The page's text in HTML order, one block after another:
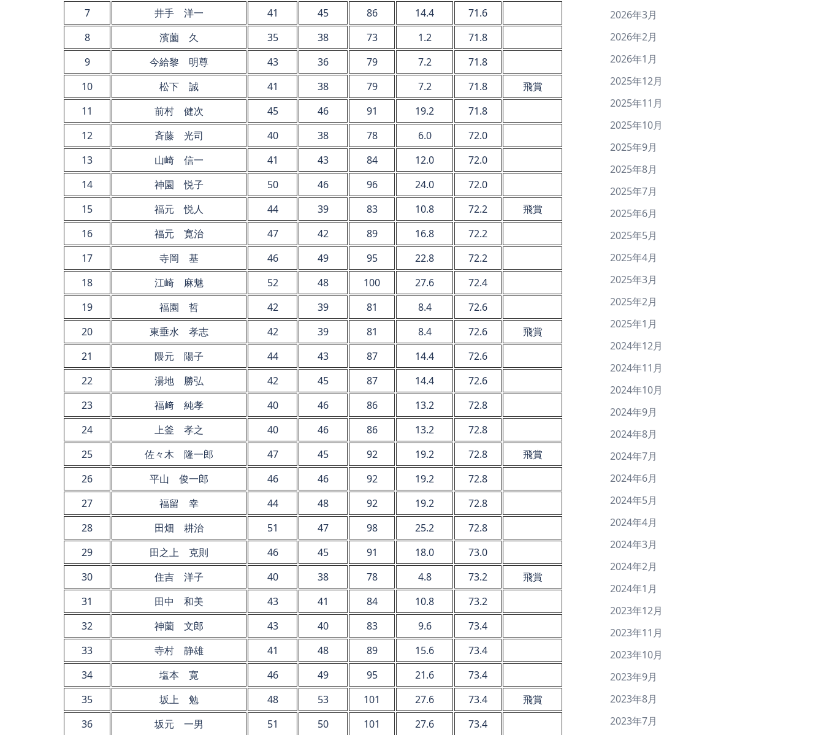
7
井手 洋一 41 45 86 14.4
71.6
8
濱薗 久 35 38 73 1.2
71.8
9
今給黎 明尊 43 36 79 7.2
71.8
10
松下 誠 41 38 79 7.2 71.8
飛賞
11
前村 健次 45 46 91 19.2
71.8
12
斉藤 光司 40 38 78 6.0
72.0
13
山崎 信一 41 43 84 12.0
72.0
14
神園 悦子 50 46 96 24.0
72.0
15
福元 悦人 44 39 83 10.8 72.2
飛賞
16
福元 寛治 47 42 89 16.8
72.2
17
寺岡 基 46 49 95 22.8
72.2
18
江崎 麻魅 52 48 100 27.6
72.4
19
福園 哲 42 39 81 8.4
72.6
20
東垂水 孝志 42 39 81 8.4 72.6
飛賞
21
隈元 陽子 44 43 87 14.4
72.6
22
湯地 勝弘 42 45 87 14.4
72.6
23
福﨑 純孝 40 46 86 13.2
72.8
24
上釜 孝之 40 46 86 13.2
72.8
25
佐々木 隆一郎 47 45 92 19.2 72.8
飛賞
26
平山 俊一郎 46 46 92 19.2
72.8
27
福留 幸 44 48 92 19.2
72.8
28
田畑 耕治 51 47 98 25.2
72.8
29
田之上 克則 46 45 91 18.0
73.0
30
住吉 洋子 40 38 78 4.8 73.2
飛賞
31
田中 和美 43 41 84 10.8
73.2
32
神薗 文郎 43 40 83 9.6
73.4
33
寺村 静雄 41 48 89 15.6
73.4
34
塩本 寛 46 49 95 21.6
73.4
35
坂上 勉 48 53 101 27.6 73.4
飛賞
36
坂元 一男 51 50 101 27.6
73.4
2026年3月
2026年2月
2026年1月
2025年12月
2025年11月
2025年10月
2025年9月
2025年8月
2025年7月
2025年6月
2025年5月
2025年4月
2025年3月
2025年2月
2025年1月
2024年12月
2024年11月
2024年10月
2024年9月
2024年8月
2024年7月
2024年6月
2024年5月
2024年4月
2024年3月
2024年2月
2024年1月
2023年12月
2023年11月
2023年10月
2023年9月
2023年8月
2023年7月